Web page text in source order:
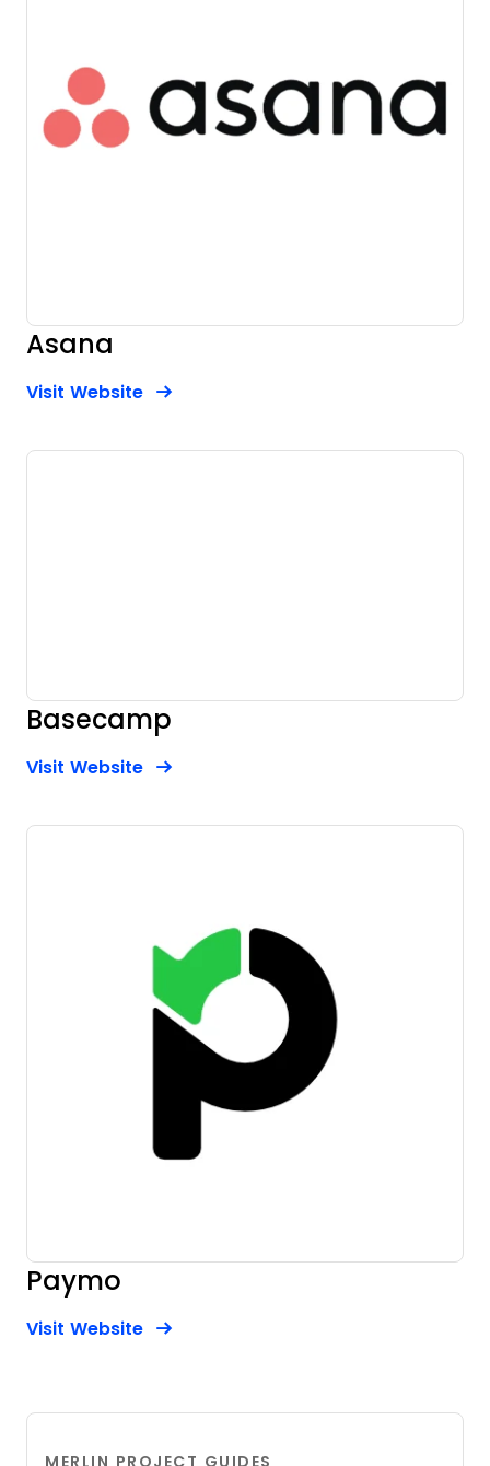
Asana
Visit WebsiteOpens New Window
Basecamp
Visit WebsiteOpens New Window
Paymo
Visit WebsiteOpens New Window
MERLIN PROJECT GUIDES